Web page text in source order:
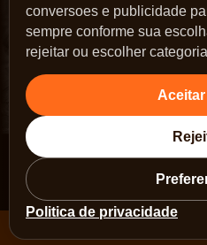
conversoes e publicidade
sempre conforme sua
rejeitar ou escolher
Politica de privacidade